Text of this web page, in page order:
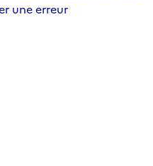
une erreur